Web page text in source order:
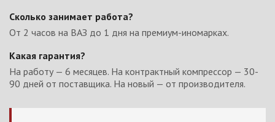
Сколько занимает работа?
От 2 часов на ВАЗ до 1 дня на премиум-иномарках.
Какая гарантия?
На работу — 6 месяцев. На контрактный компрессор — 30-
90 дней от поставщика. На новый — от производителя.